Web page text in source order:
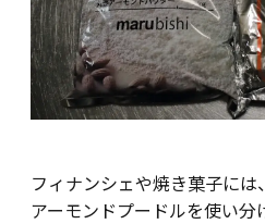
フィナンシェや焼き菓子に
アーモンドプードルを使い分